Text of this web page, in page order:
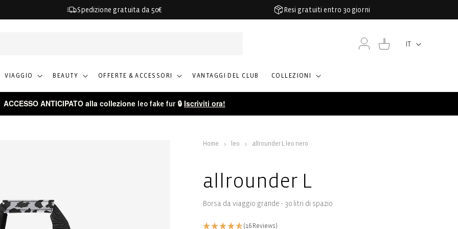
Spedizione gratuita da 50€ Resi gratuiti entro 30 giorni
VIAGGIO BEAUTY OFFERTE & ACCESSORI VANTAGGI DEL CLUB COLLEZIONI
LinguaIT
Accedi Carrello
ACCESSO ANTICIPATO alla collezione leo fake fur 🔒 Iscriviti ora!
Home leo allrounder L leo nero
allrounder L
Borsa da viaggio grande - 30 litri di spazio
(16 Reviews)